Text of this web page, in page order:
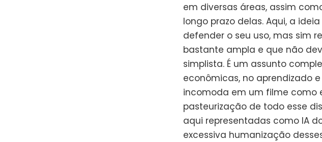
em diversas áreas, assim
longo prazo delas. Aqui, a
defender o seu uso, mas sim
bastante ampla e que não
simplista. É um assunto
econômicas, no aprendizado
incomoda em um filme como
pasteurização de todo esse
aqui representadas como IA
excessiva humanização